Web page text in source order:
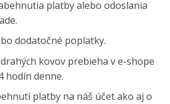
platby alebo odoslania
dodatočné poplatky.
kovov prebieha v e-shope
hodín denne.
platby na náš účet ako aj o